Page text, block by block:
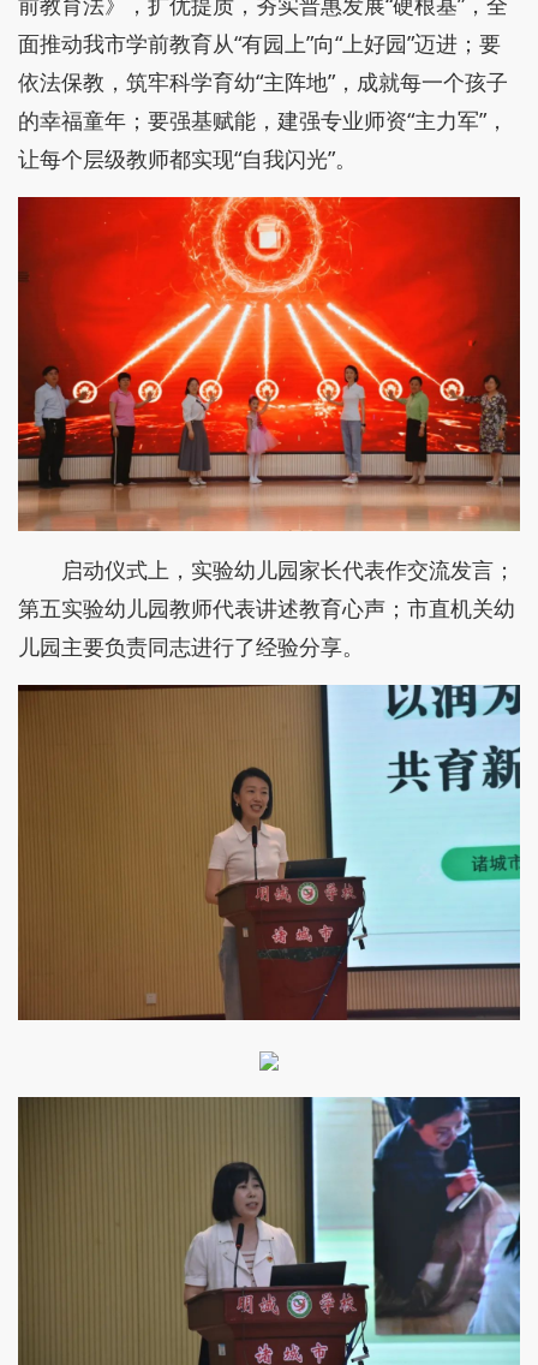
面推动我市学前教育从“有园上”向“上好园”迈进；要
依法保教，筑牢科学育幼“主阵地”，成就每一个孩子
的幸福童年；要强基赋能，建强专业师资“主力军”，
让每个层级教师都实现“自我闪光”。
启动仪式上，实验幼儿园家长代表作交流发言；
第五实验幼儿园教师代表讲述教育心声；市直机关幼
儿园主要负责同志进行了经验分享。